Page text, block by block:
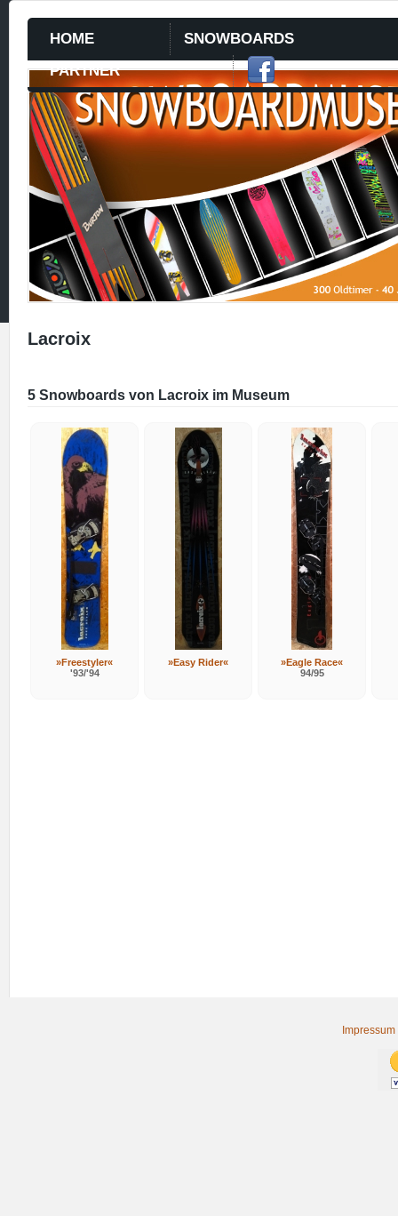
HOME
SNOWBOARDS
PARTNER
Lacroix
5 Snowboards von Lacroix im Museum
»Freestyler«
'93/'94
»Easy Rider«
»Eagle Race«
94/95
Impressum